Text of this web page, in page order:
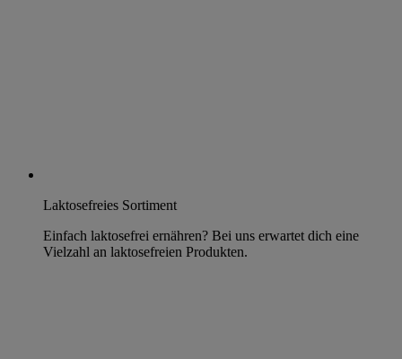
Laktosefreies Sortiment
Einfach laktosefrei ernähren? Bei uns erwartet dich eine
Vielzahl an laktosefreien Produkten.